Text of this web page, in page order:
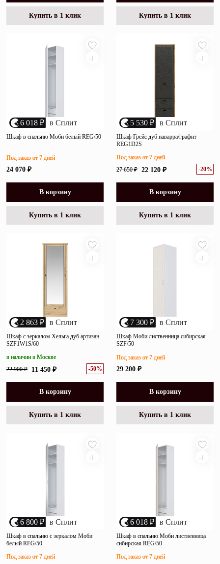
Купить в 1 клик Купить в 1 клик
6 018 ₽ в Сплит
Шкаф в спальню Моби белый REG/50
24 070 ₽
Под заказ от 7 дней
В корзину
Купить в 1 клик
5 530 ₽ в Сплит
Шкаф Грейс дуб наварра/графит
REG1D2S
27 650 ₽ 22 120 ₽ -20%
Под заказ от 7 дней
В корзину
Купить в 1 клик
2 863 ₽ в Сплит
Шкаф с зеркалом Хельга дуб артизан
SZF1W1S/60
22 900 ₽ 11 450 ₽ -50%
в наличии в Москве
В корзину
Купить в 1 клик
7 300 ₽ в Сплит
Шкаф Моби лиственница сибирская
SZF/50
29 200 ₽
Под заказ от 7 дней
В корзину
Купить в 1 клик
6 800 ₽ в Сплит
Шкаф в спальню с зеркалом Моби
белый REG/50
Под заказ от 7 дней
6 018 ₽ в Сплит
Шкаф в спальню Моби лиственница
сибирская REG/50
Под заказ от 7 дней